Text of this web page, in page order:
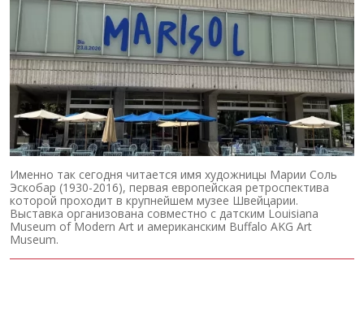
Именно так сегодня читается имя художницы Марии Соль
Эскобар (1930-2016), первая европейская ретроспектива
которой проходит в крупнейшем музее Швейцарии.
Выставка организована совместно с датским Louisiana
Museum of Modern Art и американским Buffalo AKG Art
Museum.